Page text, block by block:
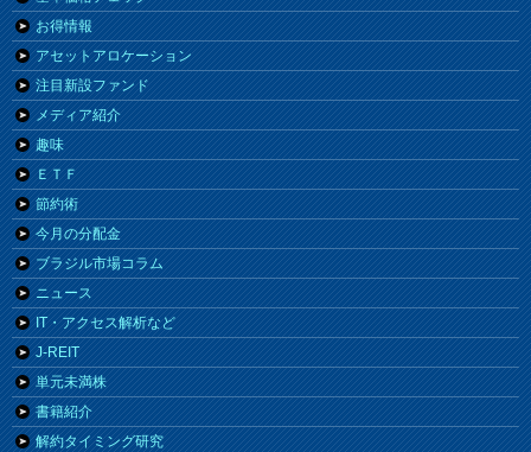
お得情報
アセットアロケーション
注目新設ファンド
メディア紹介
趣味
ＥＴＦ
節約術
今月の分配金
ブラジル市場コラム
ニュース
IT・アクセス解析など
J-REIT
単元未満株
書籍紹介
解約タイミング研究